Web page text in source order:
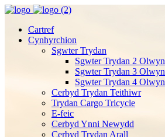
Cartref
Cynhyrchion
Sgwter Trydan
Sgwter Trydan 2 Olwyn
Sgwter Trydan 3 Olwyn
Sgwter Trydan 4 Olwyn
Cerbyd Trydan Teithiwr
Trydan Cargo Tricycle
E-feic
Cerbyd Ynni Newydd
Cerbyd Trydan Arall